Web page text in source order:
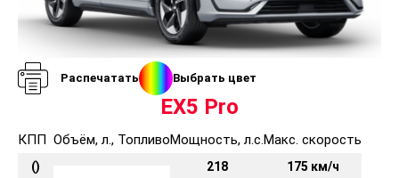
Распечатать Выбрать цвет
EX5 Pro
КПП
()
Объём, л., ТопливоМощность, л.с.
218
Макс. скорость
175 км/ч